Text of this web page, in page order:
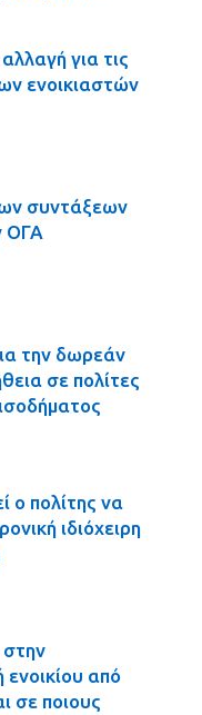
για τις
ενοικιαστών
συντάξεων
ΟΓΑ
την δωρεάν
σε πολίτες
ο πολίτης να
ιδιόχειρη
στην
από
σε ποιους